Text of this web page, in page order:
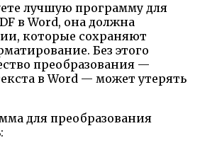
лучшую программу для
в Word, она должна
которые сохраняют
Без этого
преобразования —
в Word — может утерять
для преобразования